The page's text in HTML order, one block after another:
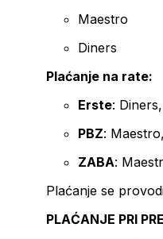
Maestro
Diners
Plaćanje na rate:
Erste:
PBZ:
ZABA:
Plaćanje se
PLAĆANJE PRI